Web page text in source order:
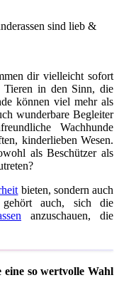
sind lieb &
dir vielleicht sofort
Tieren in den Sinn, die
können viel mehr als
wunderbare Begleiter
Wachhunde
kinderlieben Wesen.
als Beschützer als
bieten, sondern auch
auch, sich die
anzuschauen, die
so wertvolle Wahl